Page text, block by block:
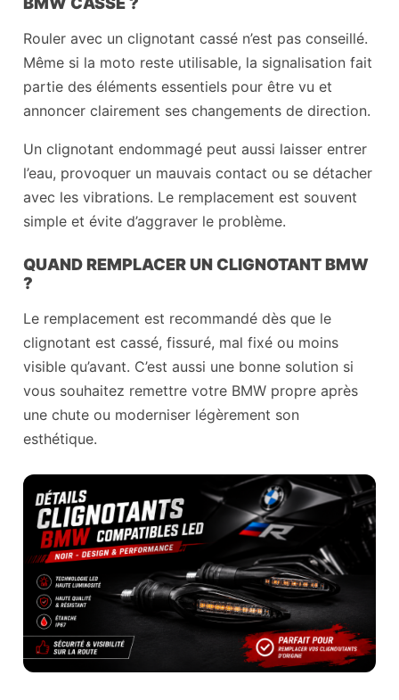
Rouler avec un clignotant cassé n’est pas conseillé.
Même si la moto reste utilisable, la signalisation fait
partie des éléments essentiels pour être vu et
annoncer clairement ses changements de direction.
Un clignotant endommagé peut aussi laisser entrer
l’eau, provoquer un mauvais contact ou se détacher
avec les vibrations. Le remplacement est souvent
simple et évite d’aggraver le problème.
QUAND REMPLACER UN CLIGNOTANT BMW
?
Le remplacement est recommandé dès que le
clignotant est cassé, fissuré, mal fixé ou moins
visible qu’avant. C’est aussi une bonne solution si
vous souhaitez remettre votre BMW propre après
une chute ou moderniser légèrement son
esthétique.